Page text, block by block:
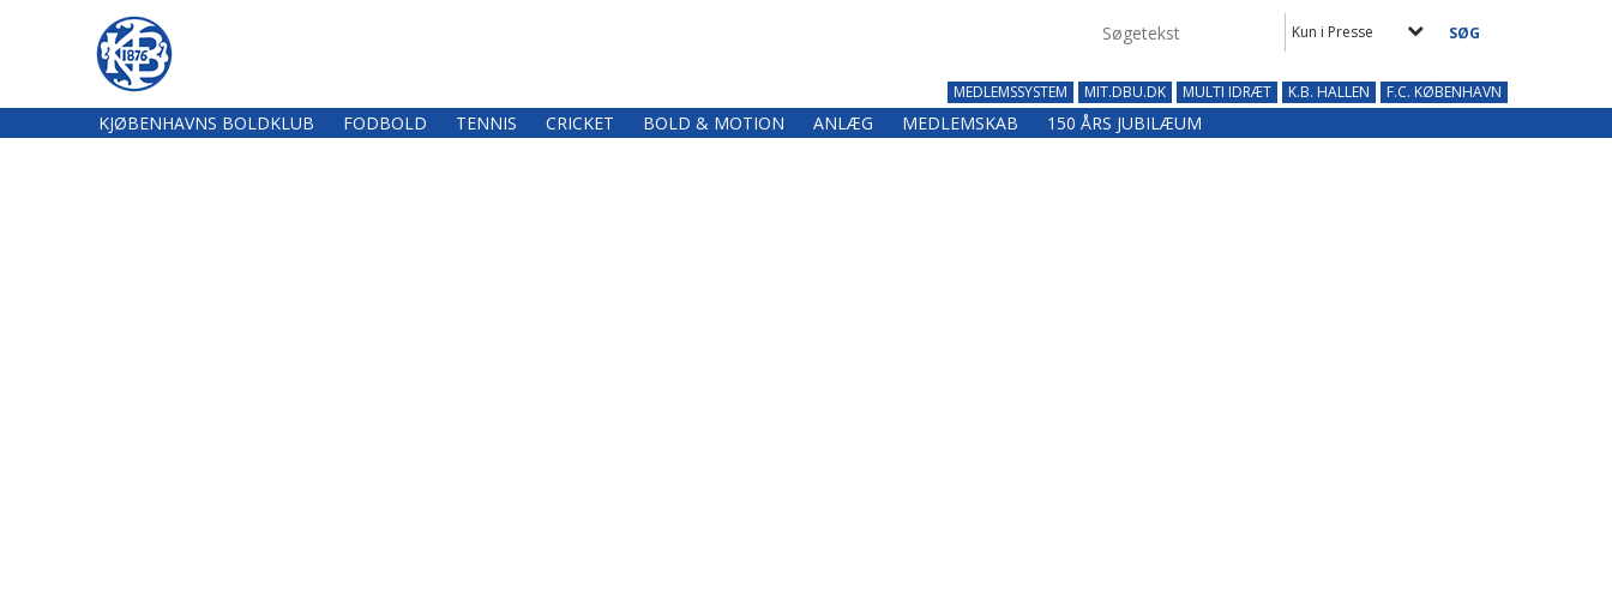
Kun i Presse
MEDLEMSSYSTEM MIT.DBU.DK MULTI IDRÆT K.B. HALLEN F.C. KØBENHAVN
KJØBENHAVNS BOLDKLUB FODBOLD TENNIS CRICKET BOLD & MOTION ANLÆG MEDLEMSKAB 150 ÅRS JUBILÆUM